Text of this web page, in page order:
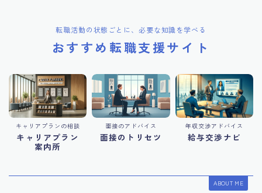
転職活動の状態ごとに、必要な知識を学べる
おすすめ転職支援サイト
キャリアプランの相談
キャリアプラン
案内所
面接のアドバイス
面接のトリセツ
年収交渉アドバイス
給与交渉ナビ
ABOUT ME